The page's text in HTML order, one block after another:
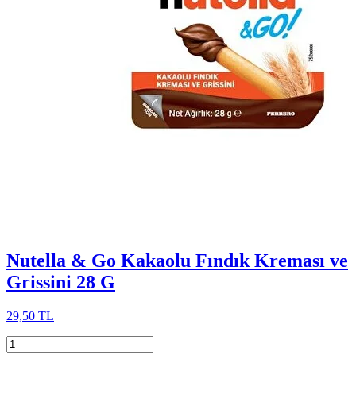
Nutella & Go Kakaolu Fındık Kreması ve
Grissini 28 G
29,50 TL